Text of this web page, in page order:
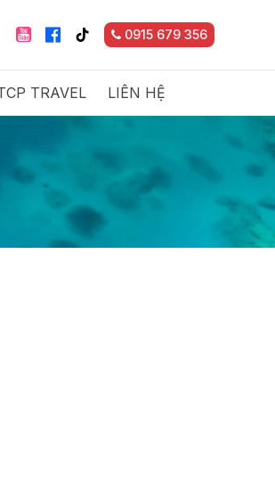
0915 679 356
TRAVEL LIÊN HỆ